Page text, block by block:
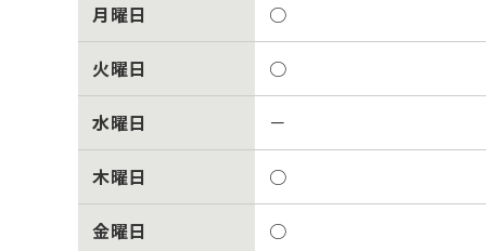
月曜日 ○
火曜日 ○
水曜日 －
木曜日 ○
金曜日 ○